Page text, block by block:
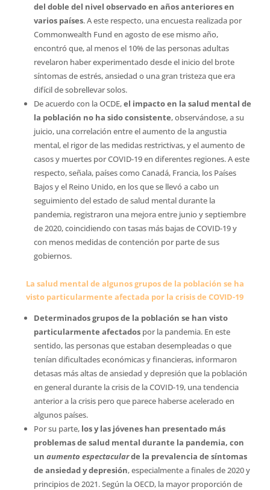
del doble del nivel observado en años anteriores en
varios países. A este respecto, una encuesta realizada por
Commonwealth Fund en agosto de ese mismo año,
encontró que, al menos el 10% de las personas adultas
revelaron haber experimentado desde el inicio del brote
síntomas de estrés, ansiedad o una gran tristeza que era
difícil de sobrellevar solos.
De acuerdo con la OCDE,el impacto en la salud mental de
la población no ha sido consistente, observándose, a su
juicio, una correlación entre el aumento de la angustia
mental, el rigor de las medidas restrictivas, y el aumento de
casos y muertes por COVID-19 en diferentes regiones. A este
respecto, señala, países como Canadá, Francia, los Países
Bajos y el Reino Unido, en los que se llevó a cabo un
seguimiento del estado de salud mental durante la
pandemia, registraron una mejora entre junio y septiembre
de 2020, coincidiendo con tasas más bajas de COVID-19 y
con menos medidas de contención por parte de sus
gobiernos.
La salud mental de algunos grupos de la población se ha
visto particularmente afectada por la crisis de COVID-19
Determinados grupos de la población se han visto
particularmente afectados por la pandemia. En este
sentido, las personas que estaban desempleadas o que
tenían dificultades económicas y financieras, informaron
detasas más altas de ansiedad y depresión que la población
en general durante la crisis de la COVID-19, una tendencia
anterior a la crisis pero que parece haberse acelerado en
algunos países.
Por su parte, los y las jóvenes han presentado más
problemas de salud mental durante la pandemia, con
un aumento espectacular de la prevalencia de síntomas
de ansiedad y depresión, especialmente a finales de 2020 y
principios de 2021. Según la OECD, la mayor proporción de